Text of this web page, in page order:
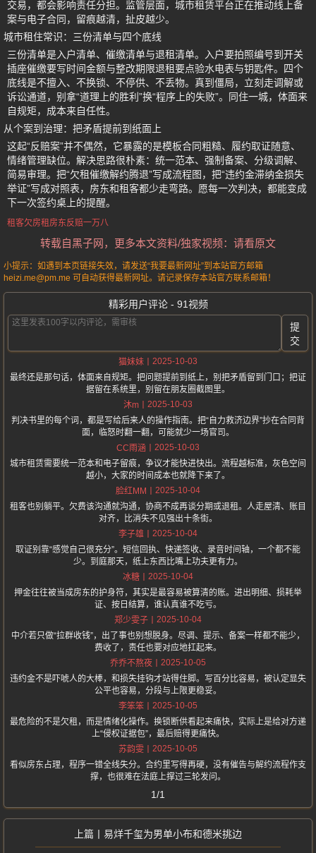
交易，都会影响责任分担。监管层面，城市租赁平台正在推动线上备
案与电子合同，留痕越清，扯皮越少。
城市租住常识：三份清单与四个底线
三份清单是入户清单、催缴清单与退租清单。入户要拍照编号到开关
插座催缴要写时间金额与整改期限退租要点验水电表与钥匙件。四个
底线是不擅入、不换锁、不停供、不丢物。真到僵局，立刻走调解或
诉讼通道，别拿“道理上的胜利”换“程序上的失败”。同住一城，体面来
自规矩，成本来自任性。
从个案到治理：把矛盾提前到纸面上
这起“反赔案”并不偶然，它暴露的是模板合同粗糙、履约取证随意、
情绪管理缺位。解决思路很朴素：统一范本、强制备案、分级调解、
简易审理。把“欠租催缴解约腾退”写成流程图，把“违约金滞纳金损失
举证”写成对照表，房东和租客都少走弯路。愿每一次判决，都能变成
下一次签约桌上的提醒。
租客欠房租房东反赔一万八
转载自黑子网，更多本文资料/独家视频：请看原文
小提示：如遇到本页链接失效，请发送“我要最新网址”到本站官方邮箱
heizi.me@pm.me 可自动获得最新网址。请记录保存本站官方联系邮箱！
精彩用户评论 - 91视频
提
交
猫妹妹
2025-10-03
最终还是那句话，体面来自规矩。把问题提前到纸上，别把矛盾留到门口；把证
据留在系统里，别留在朋友圈截图里。
沐m
2025-10-03
判决书里的每个词，都是写给后来人的操作指南。把“自力救济边界”抄在合同背
面，临怒时翻一翻，可能就少一场官司。
CC雨涵
2025-10-03
城市租赁需要统一范本和电子留痕，争议才能快进快出。流程越标准，灰色空间
越小，大家的时间成本也就降下来了。
脸红MM
2025-10-04
租客也别躺平。欠费该沟通就沟通，协商不成再谈分期或退租。人走屋清、账目
对齐，比消失不见强出十条街。
李子雄
2025-10-04
取证别靠“感觉自己很充分”。短信回执、快递签收、录音时间轴，一个都不能
少。到庭那天，纸上东西比嘴上功夫更有力。
冰糖
2025-10-04
押金往往被当成房东的护身符，其实是最容易被算清的账。进出明细、损耗举
证、按日结算，谁认真谁不吃亏。
郑少雯子
2025-10-04
中介若只做“拉群收钱”，出了事也别想脱身。尽调、提示、备案一样都不能少，
费收了，责任也要对应地扛起来。
乔乔不熬夜
2025-10-05
违约金不是吓唬人的大棒，和损失挂钩才站得住脚。写百分比容易，被认定显失
公平也容易，分段与上限更稳妥。
李笨笨
2025-10-05
最危险的不是欠租，而是情绪化操作。换锁断供看起来痛快，实际上是给对方递
上“侵权证据包”，最后赔得更痛快。
苏韵雯
2025-10-05
看似房东占理，程序一错全线失分。合约里写得再硬，没有催告与解约流程作支
撑，也很难在法庭上撑过三轮发问。
1/1
易烊千玺为男单小布和德米挑边